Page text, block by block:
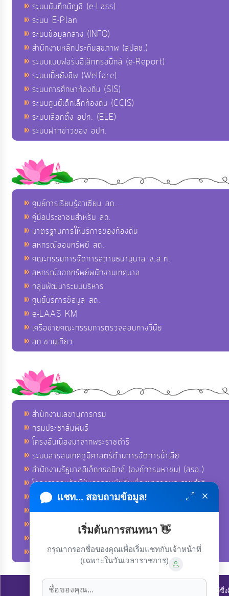
ระบบบันทึกบัญชี (e-Lass)
ระบบ E-Plan
ระบบข้อมูลกลาง (INFO)
สำนักงานหลักประกันสุขภาพ (สปสช.)
ระบบแบบฟอร์มอิเล็กทรอนิกส์ (e-Report)
ระบบเบี้ยยังชีพ (Welfare)
ระบบการศึกษาท้องถิ่น (SIS)
ระบบศูนย์เด็กเล็กท้องถิ่น (CCIS)
ระบบเลือกตั้ง อปท. (ELE)
ระบบฝากข่าวของ อปท.
ศูนย์การเรียนรู้อาเซียน สถ.
คู่มือประชาชนสำหรับ สถ.
มาตรฐานการให้บริการของท้องถิ่น
สหกรณ์ออมทรัพย์ สถ.
คณะกรรมการจัดการสถานธนานุบาล จ.ส.ท.
สหกรณ์ออกทรัพย์พนักงานเทศบาล
กลุ่มพัฒนาระบบบริหาร
ศูนย์บริการข้อมูล สถ.
e-LAAS KM
เครือข่ายคณะกรรมการตรวจสอบทางวินัย
สถ.ชวนเที่ยว
สำนักงานเลขานุการกรม
กรมประชาสัมพันธ์
โครงอันเนื่องมาจากพระราชดำริ
ระบบสารสนเทศภูมิศาสตร์ด้านการจัดการน้ำเสีย
สำนักงานรัฐบาลอิเล็กทรอนิกส์ (องค์การมหาชน) (สรอ.)
โครงการอนุรักษ์พันธุกรรมพืชอันเนื่องมาจากพระราชดำริ
คลังข่าวมหาไทย
คู่มือตาม พ.ร.บ.อำนวยความสดวกฯ
ฐานข้อมูลหน่วยงานภาครัฐ (INFO)
ศูนย์อำนวยการบริหารจังหวัดชายแดนภาคใต้ ศอ.บต.
ลิขสิทธิ์ © 2022-2023 องค์การบริหารส่วนตำบลนาโพธิ์. ขอสงวนไว้
แชท... สอบถามข้อมูล! ×
เริ่มต้นการสนทนา 👋
กรุณากรอกชื่อของคุณเพื่อเริ่มแชทกับเจ้าหน้าที่
(เฉพาะในวันเวลาราชการ)